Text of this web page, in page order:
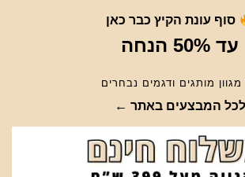
סוף עונת הקיץ כבר כאן
עד 50% הנחה
מותגים ודגמים נבחרים
לכל המבצעים באתר ←